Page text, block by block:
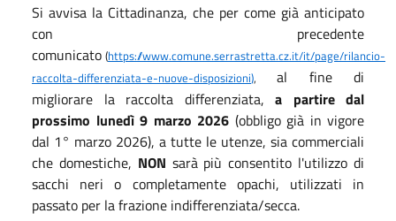
Si avvisa la Cittadinanza, che per come già anticipato
con precedente
comunicato (https://www.comune.serrastretta.cz.it/it/page/rilancio-
raccolta-differenziata-e-nuove-disposizioni),al fine di
migliorare la raccolta differenziata, a partire dal
prossimo lunedì 9 marzo 2026 (obbligo già in vigore
dal 1° marzo 2026), a tutte le utenze, sia commerciali
che domestiche, NON sarà più consentito l'utilizzo di
sacchi neri o completamente opachi, utilizzati in
passato per la frazione indifferenziata/secca.